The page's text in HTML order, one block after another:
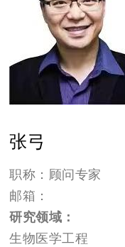
张弓
职称：顾问专家
邮箱：
研究领域：
生物医学工程